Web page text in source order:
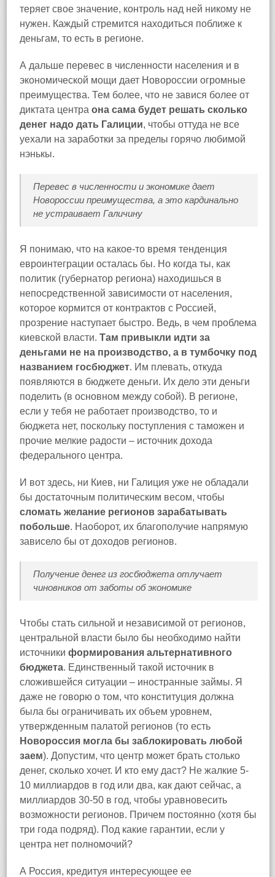
теряет свое значение, контроль над ней никому не
нужен. Каждый стремится находиться поближе к
деньгам, то есть в регионе.
А дальше перевес в численности населения и в
экономической мощи дает Новороссии огромные
преимущества. Тем более, что не завися более от
диктата центра она сама будет решать сколько
денег надо дать Галиции, чтобы оттуда не все
уехали на заработки за пределы горячо любимой
нэнькы.
Перевес в численности и экономике дает
Новороссии преимущества, а это кардинально
не устраивает Галичину
Я понимаю, что на какое-то время тенденция
евроинтеграции осталась бы. Но когда ты, как
политик (губернатор региона) находишься в
непосредственной зависимости от населения,
которое кормится от контрактов с Россией,
прозрение наступает быстро. Ведь, в чем проблема
киевской власти. Там привыкли идти за
деньгами не на производство, а в тумбочку под
названием госбюджет. Им плевать, откуда
появляются в бюджете деньги. Их дело эти деньги
поделить (в основном между собой). В регионе,
если у тебя не работает производство, то и
бюджета нет, поскольку поступления с таможен и
прочие мелкие радости – источник дохода
федерального центра.
И вот здесь, ни Киев, ни Галиция уже не обладали
бы достаточным политическим весом, чтобы
сломать желание регионов зарабатывать
побольше. Наоборот, их благополучие напрямую
зависело бы от доходов регионов.
Получение денег из госбюджета отлучает
чиновников от заботы об экономике
Чтобы стать сильной и независимой от регионов,
центральной власти было бы необходимо найти
источники формирования альтернативного
бюджета. Единственный такой источник в
сложившейся ситуации – иностранные займы. Я
даже не говорю о том, что конституция должна
была бы ограничивать их объем уровнем,
утвержденным палатой регионов (то есть
Новороссия могла бы заблокировать любой
заем). Допустим, что центр может брать столько
денег, сколько хочет. И кто ему даст? Не жалкие 5-
10 миллиардов в год или два, как дают сейчас, а
миллиардов 30-50 в год, чтобы уравновесить
возможности регионов. Причем постоянно (хотя бы
три года подряд). Под какие гарантии, если у
центра нет полномочий?
А Россия, кредитуя интересующее ее